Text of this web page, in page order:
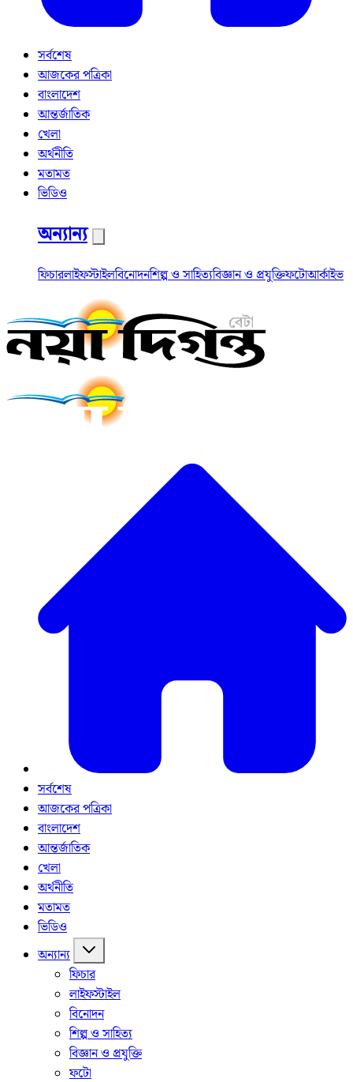
সর্বশেষ
আজকের পত্রিকা
বাংলাদেশ
আন্তর্জাতিক
খেলা
অর্থনীতি
মতামত
ভিডিও
অন্যান্য
ফিচারলাইফস্টাইলবিনোদনশিল্প ও সাহিত্যবিজ্ঞান ও প্রযুক্তিফটোআর্কাইভ
সর্বশেষ
আজকের পত্রিকা
বাংলাদেশ
আন্তর্জাতিক
খেলা
অর্থনীতি
মতামত
ভিডিও
অন্যান্য
ফিচার
লাইফস্টাইল
বিনোদন
শিল্প ও সাহিত্য
বিজ্ঞান ও প্রযুক্তি
ফটো